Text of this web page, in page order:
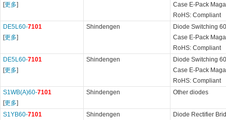
[更多]
Case E-Pack
RoHS: Compliant
DE5L60-7101
[更多]
Shindengen
Diode Switching
Case E-Pack
RoHS: Compliant
DE5L60-7101
[更多]
Shindengen
Diode Switching
Case E-Pack
RoHS: Compliant
S1WB(A)60-7101
[更多]
Shindengen Other diodes
S1YB60-7101
Shindengen
Diode Rectifier